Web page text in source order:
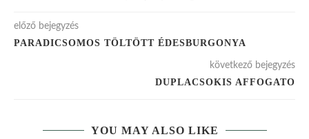
előző bejegyzés
PARADICSOMOS TÖLTÖTT ÉDESBURGONYA
következő bejegyzés
DUPLACSOKIS AFFOGATO
YOU MAY ALSO LIKE